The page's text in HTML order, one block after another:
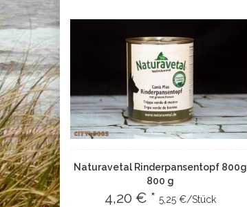
Naturavetal Rinderpansentopf 800g
800 g
4,20 € *5,25 €/Stück